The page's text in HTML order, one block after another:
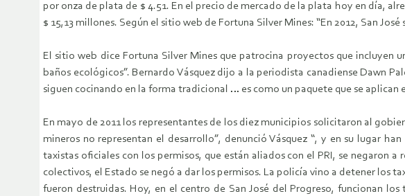
por onza de plata de $ 4.51. En el precio de mercado de la plata hoy en día,
$ 15,13 millones. Según el sitio web de Fortuna Silver Mines: “En 2012, San
El sitio web dice Fortuna Silver Mines que patrocina proyectos que incluyen
baños ecológicos”. Bernardo Vásquez dijo a la periodista canadiense Dawn
siguen cocinando en la forma tradicional … es como un paquete que se aplican
En mayo de 2011 los representantes de los diez municipios solicitaron al
mineros no representan el desarrollo”, denunció Vásquez “, y en su lugar
taxistas oficiales con los permisos, que están aliados con el PRI, se negaron
colectivos, el Estado se negó a dar los permisos. La policía vino a detener los
fueron destruidas. Hoy, en el centro de San José del Progreso, funcionan